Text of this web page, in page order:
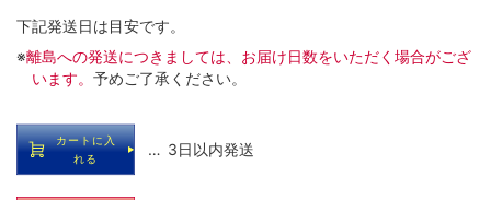
下記発送日は目安です。
※離島への発送につきましては、お届け日数をいただく場合がござ
います。 予めご了承ください。
カートに入
れる
… 3日以内発送